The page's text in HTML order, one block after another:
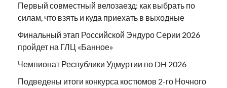
Первый совместный велозаезд: как выбрать по
силам, что взять и куда приехать в выходные
Финальный этап Российской Эндуро Серии 2026
пройдет на ГЛЦ «Банное»
Чемпионат Республики Удмуртии по DH 2026
Подведены итоги конкурса костюмов 2-го Ночного